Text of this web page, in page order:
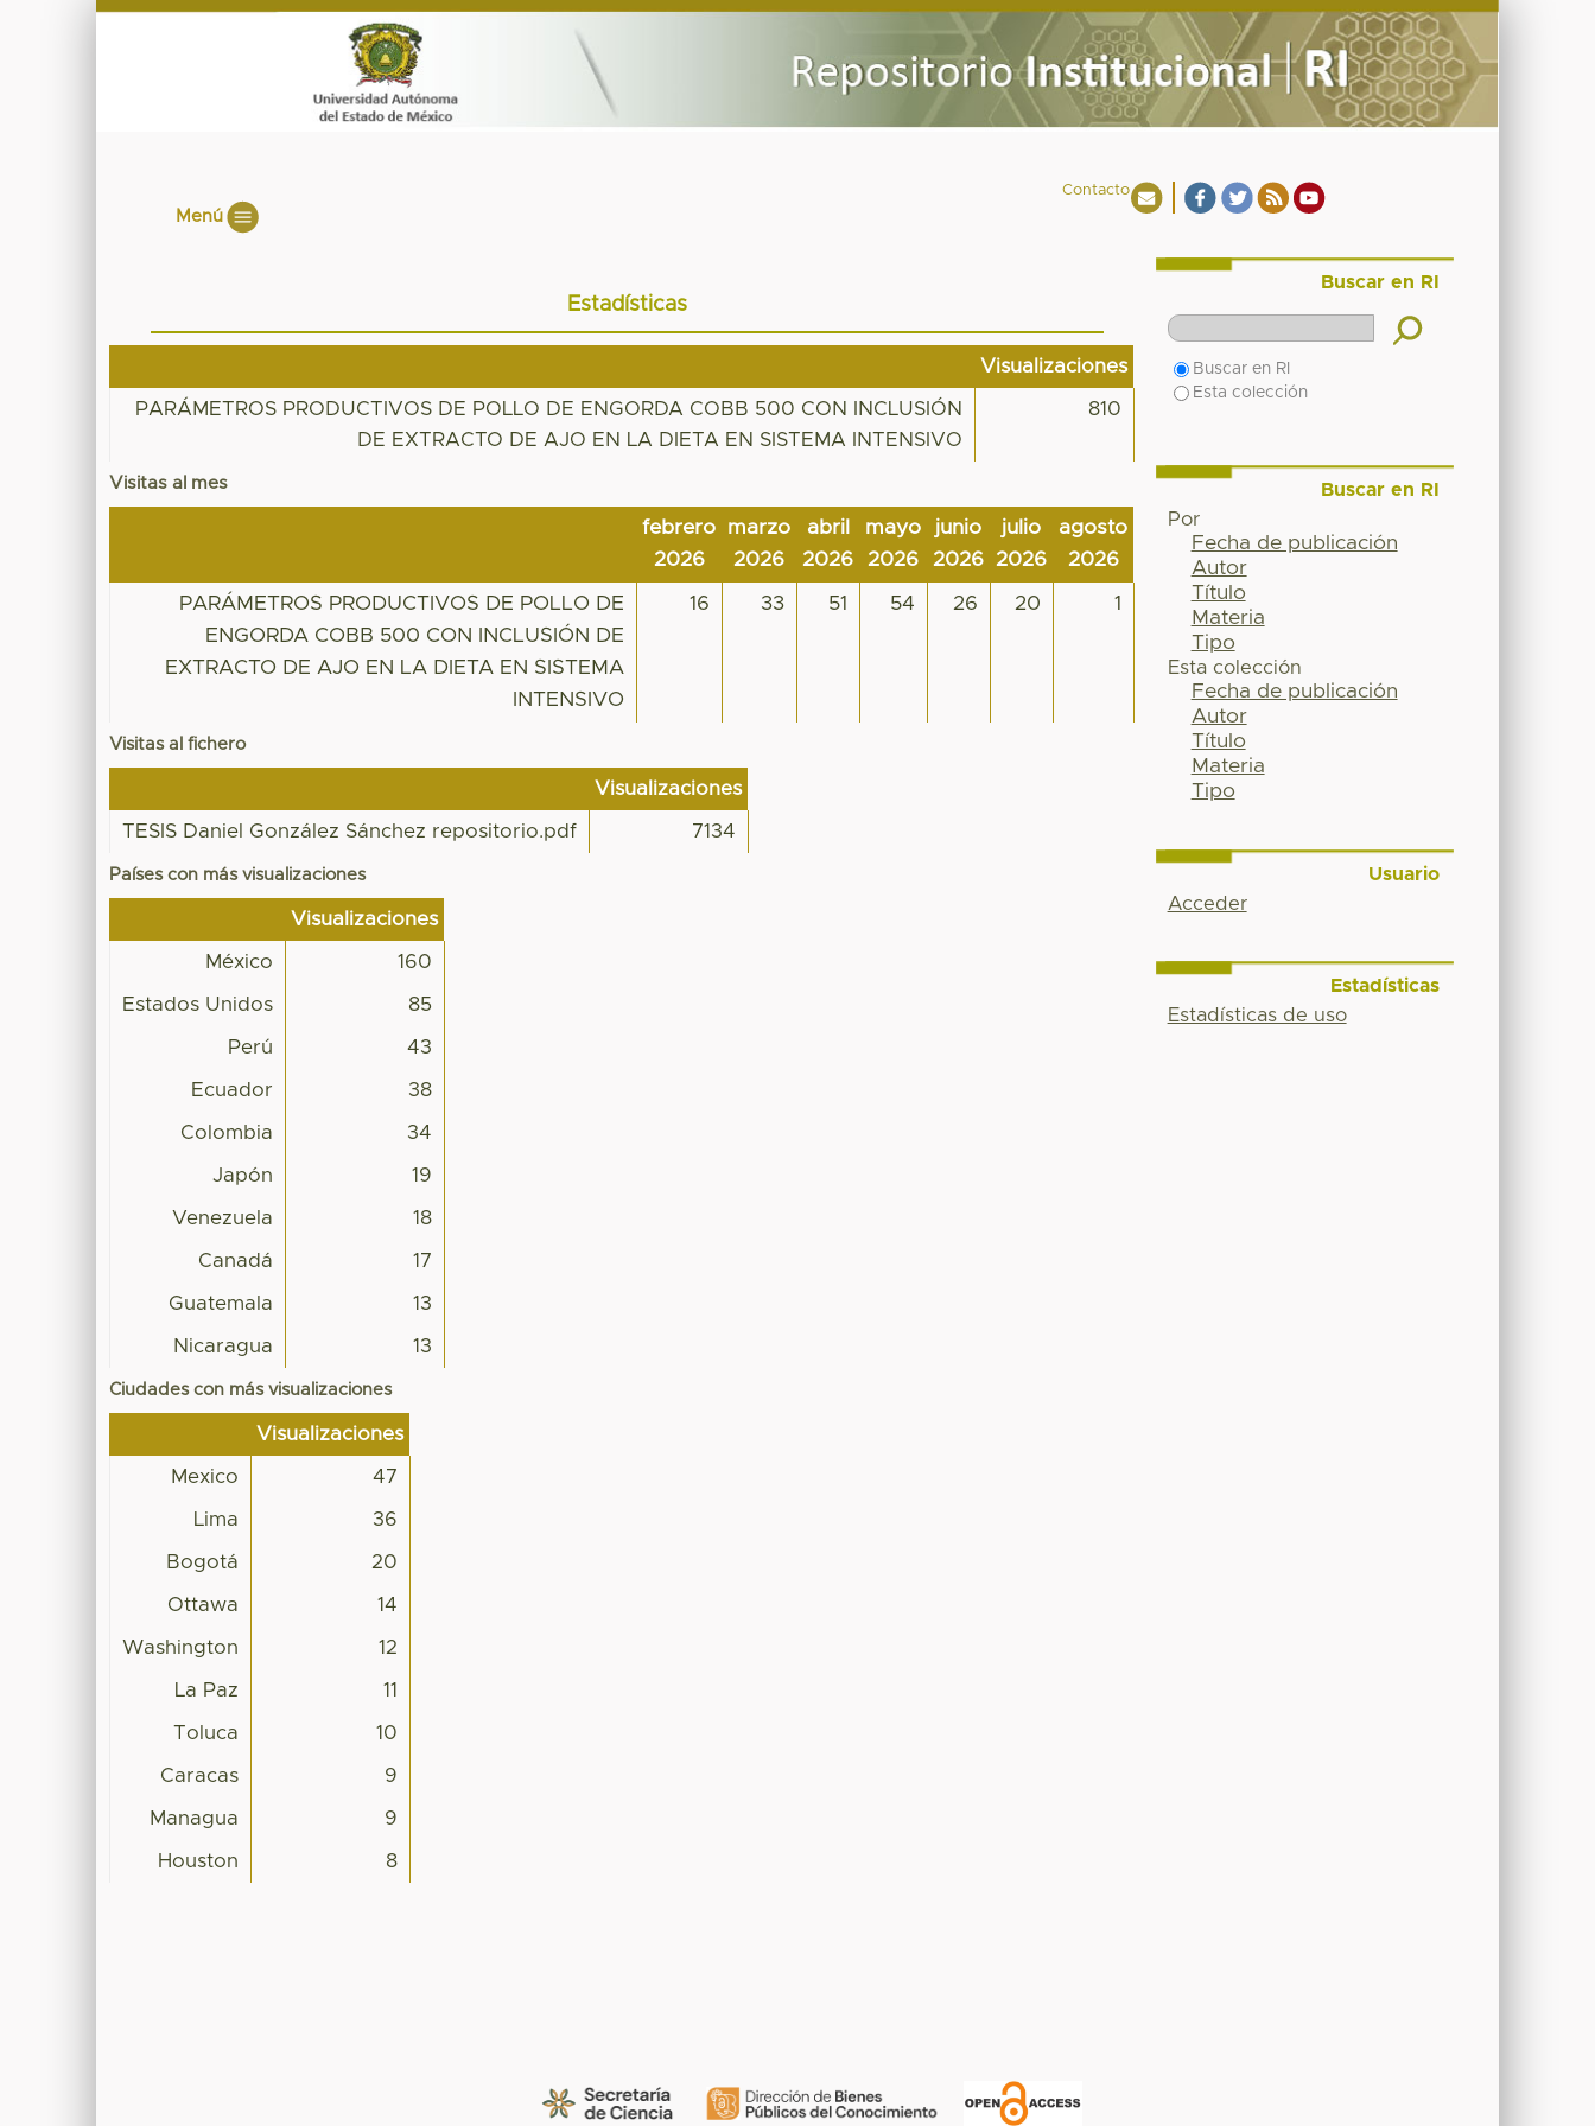
Contacto
Menú
Estadísticas
Visualizaciones
PARÁMETROS PRODUCTIVOS DE POLLO DE ENGORDA COBB 500 CON INCLUSIÓN
DE EXTRACTO DE AJO EN LA DIETA EN SISTEMA INTENSIVO
810
Visitas al mes
febrero
2026
marzo
2026
abril
2026
mayo
2026
junio
2026
julio
2026
agosto
2026
PARÁMETROS PRODUCTIVOS DE POLLO DE
ENGORDA COBB 500 CON INCLUSIÓN DE
EXTRACTO DE AJO EN LA DIETA EN SISTEMA
INTENSIVO
16 33 51 54 26 20 1
Visitas al fichero
Visualizaciones
TESIS Daniel González Sánchez repositorio.pdf 7134
Países con más visualizaciones
Visualizaciones
México 160
Estados Unidos 85
Perú 43
Ecuador 38
Colombia 34
Japón 19
Venezuela 18
Canadá 17
Guatemala 13
Nicaragua 13
Ciudades con más visualizaciones
Visualizaciones
Mexico 47
Lima 36
Bogotá 20
Ottawa 14
Washington 12
La Paz 11
Toluca 10
Caracas 9
Managua 9
Houston 8
Buscar en RI
Buscar en RI
Esta colección
Buscar en RI
Por
Fecha de publicación
Autor
Título
Materia
Tipo
Esta colección
Fecha de publicación
Autor
Título
Materia
Tipo
Usuario
Acceder
Estadísticas
Estadísticas de uso